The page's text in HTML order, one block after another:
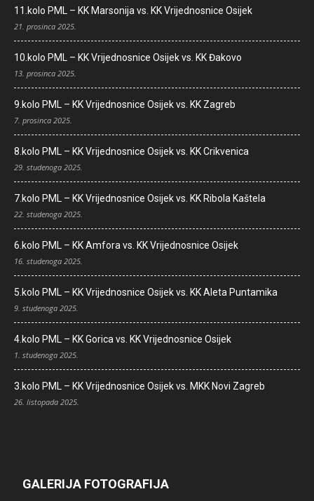
11.kolo PML – KK Marsonija vs. KK Vrijednosnice Osijek
21. prosinca 2025.
10.kolo PML – KK Vrijednosnice Osijek vs. KK Đakovo
13. prosinca 2025.
9.kolo PML – KK Vrijednosnice Osijek vs. KK Zagreb
7. prosinca 2025.
8.kolo PML – KK Vrijednosnice Osijek vs. KK Crikvenica
29. studenoga 2025.
7.kolo PML – KK Vrijednosnice Osijek vs. KK Ribola Kaštela
22. studenoga 2025.
6.kolo PML – KK Amfora vs. KK Vrijednosnice Osijek
16. studenoga 2025.
5.kolo PML – KK Vrijednosnice Osijek vs. KK Aleta Puntamika
9. studenoga 2025.
4.kolo PML – KK Gorica vs. KK Vrijednosnice Osijek
1. studenoga 2025.
3.kolo PML – KK Vrijednosnice Osijek vs. MKK Novi Zagreb
26. listopada 2025.
GALERIJA FOTOGRAFIJA